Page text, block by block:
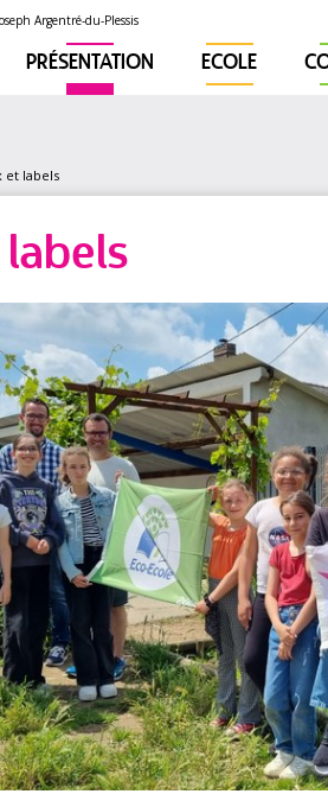
PRÉSENTATION ECOLE
et labels